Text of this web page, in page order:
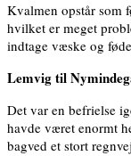
Kvalmen opstår som
hvilket er meget
indtage væske og
Lemvig til
Det var en befrielse
havde været enormt
bagved et stort